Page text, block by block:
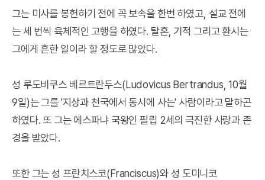
그는 미사를 봉헌하기 전에 꼭 보속을 한번 하였고, 설교 전에
는 세 번씩 육체적인 고행을 하였다. 탈혼, 기적 그리고 환시는
그에게 흔한 일이라 할 정도로 많았다.
성 루도비쿠스 베르트란두스(Ludovicus Bertrandus, 10월
9일)는 그를 '지상과 천국에서 동시에 사는' 사람이라고 말하곤
하였다. 또 그는 에스파냐 국왕인 필립 2세의 극진한 사랑과 존
경을 받았다.
또한 그는 성 프란치스코(Franciscus)와 성 도미니코